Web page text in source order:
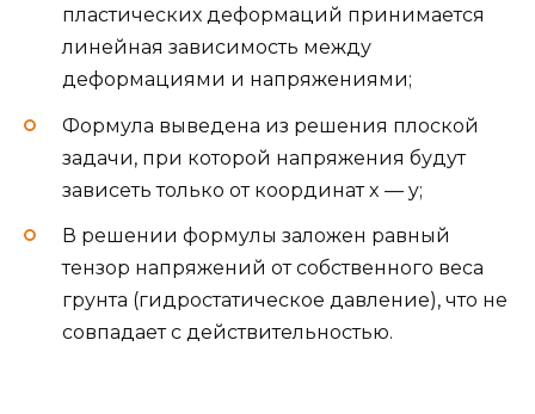
пластических деформаций принимается
линейная зависимость между
деформациями и напряжениями;
Формула выведена из решения плоской
задачи, при которой напряжения будут
зависеть только от координат x — y;
В решении формулы заложен равный
тензор напряжений от собственного веса
грунта (гидростатическое давление), что не
совпадает с действительностью.